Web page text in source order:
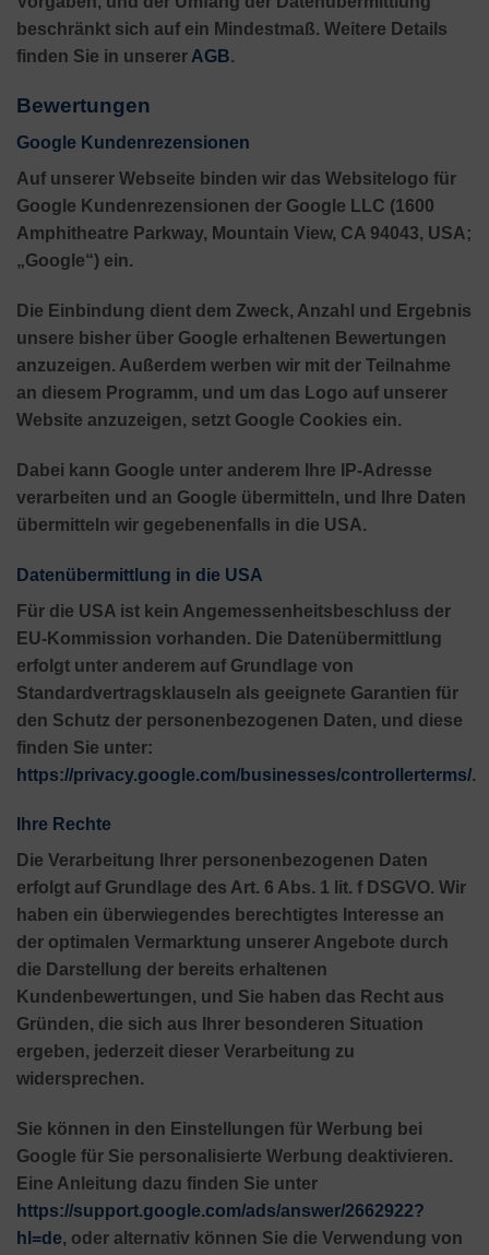
beschränkt sich auf ein Mindestmaß. Weitere Details
finden Sie in unserer AGB.
Bewertungen
Google Kundenrezensionen
Auf unserer Webseite binden wir das Websitelogo für
Google Kundenrezensionen der Google LLC (1600
Amphitheatre Parkway, Mountain View, CA 94043, USA;
„Google“) ein.
Die Einbindung dient dem Zweck, Anzahl und Ergebnis
unsere bisher über Google erhaltenen Bewertungen
anzuzeigen. Außerdem werben wir mit der Teilnahme
an diesem Programm, und um das Logo auf unserer
Website anzuzeigen, setzt Google Cookies ein.
Dabei kann Google unter anderem Ihre IP-Adresse
verarbeiten und an Google übermitteln, und Ihre Daten
übermitteln wir gegebenenfalls in die USA.
Datenübermittlung in die USA
Für die USA ist kein Angemessenheitsbeschluss der
EU-Kommission vorhanden. Die Datenübermittlung
erfolgt unter anderem auf Grundlage von
Standardvertragsklauseln als geeignete Garantien für
den Schutz der personenbezogenen Daten, und diese
finden Sie unter:
https://privacy.google.com/businesses/controllerterms/.
Ihre Rechte
Die Verarbeitung Ihrer personenbezogenen Daten
erfolgt auf Grundlage des Art. 6 Abs. 1 lit. f DSGVO. Wir
haben ein überwiegendes berechtigtes Interesse an
der optimalen Vermarktung unserer Angebote durch
die Darstellung der bereits erhaltenen
Kundenbewertungen, und Sie haben das Recht aus
Gründen, die sich aus Ihrer besonderen Situation
ergeben, jederzeit dieser Verarbeitung zu
widersprechen.
Sie können in den Einstellungen für Werbung bei
Google für Sie personalisierte Werbung deaktivieren.
Eine Anleitung dazu finden Sie unter
https://support.google.com/ads/answer/2662922?
hl=de, oder alternativ können Sie die Verwendung von